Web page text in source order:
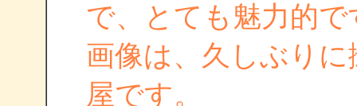
で、とても魅力的で
画像は、久しぶり
屋です。